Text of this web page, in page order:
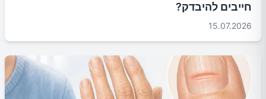
חייבים להיבדק?
15.07.2026